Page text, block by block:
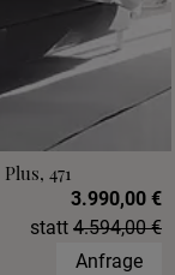
471
3.990,00 €
statt 4.594,00 €
Anfrage